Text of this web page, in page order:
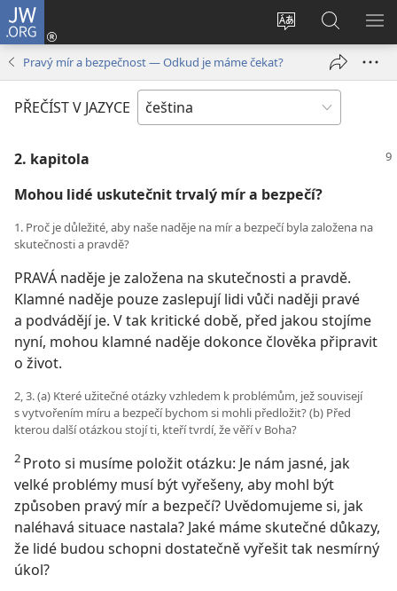
JW.ORG
Změnit
stránek
Přihlásit
se
okno)
Hledat
na
JW.ORG
Pravý mír a bezpečnost — Odkud je máme čekat?
PŘEČÍST V JAZYCE
2. kapitola
Mohou lidé uskutečnit trvalý mír a bezpečí?
1. Proč je důležité, aby naše naděje na mír a bezpečí byla založena na
skutečnosti a pravdě?
PRAVÁ naděje je založena na skutečnosti a pravdě.
Klamné naděje pouze zaslepují lidi vůči naději pravé
a podvádějí je. V tak kritické době, před jakou stojíme
nyní, mohou klamné naděje dokonce člověka připravit
o život.
2, 3. (a) Které užitečné otázky vzhledem k problémům, jež souvisejí
s vytvořením míru a bezpečí bychom si mohli předložit? (b) Před
kterou další otázkou stojí ti, kteří tvrdí, že věří v Boha?
2 Proto si musíme položit otázku: Je nám jasné, jak
velké problémy musí být vyřešeny, aby mohl být
způsoben pravý mír a bezpečí? Uvědomujeme si, jak
naléhavá situace nastala? Jaké máme skutečné důkazy,
že lidé budou schopni dostatečně vyřešit tak nesmírný
úkol?